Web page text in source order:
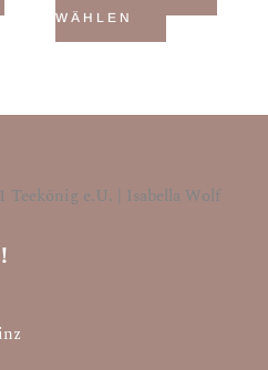
WÄHLEN
auf.
Die
gewählt
Teekönig e.U. | Isabella Wolf